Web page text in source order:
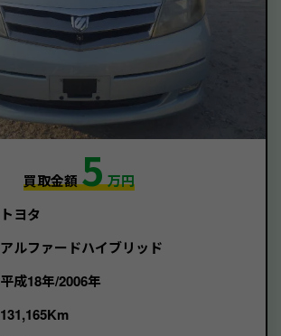
買取金額5万円
トヨタ
アルファードハイブリッド
平成18年/2006年
131,165Km